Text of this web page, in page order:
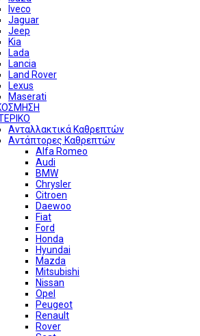
Iveco
Jaguar
Jeep
Kia
Lada
Lancia
Land Rover
Lexus
Maserati
Ανταλλακτικά Καθρεπτών
Αντάπτορες Καθρεπτών
Alfa Romeo
Audi
BMW
Chrysler
Citroen
Daewoo
Fiat
Ford
Honda
Hyundai
Mazda
Mitsubishi
Nissan
Opel
Peugeot
Renault
Rover